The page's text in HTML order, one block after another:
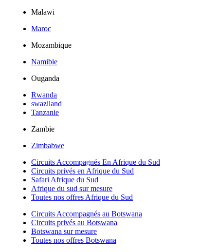
Malawi
Maroc
Mozambique
Namibie
Ouganda
Rwanda
swaziland
Tanzanie
Zambie
Zimbabwe
Circuits Accompagnés En Afrique du Sud
Circuits privés en Afrique du Sud
Safari Afrique du Sud
Afrique du sud sur mesure
Toutes nos offres Afrique du Sud
Circuits Accompagnés au Botswana
Circuits privés au Botswana
Botswana sur mesure
Toutes nos offres Botswana